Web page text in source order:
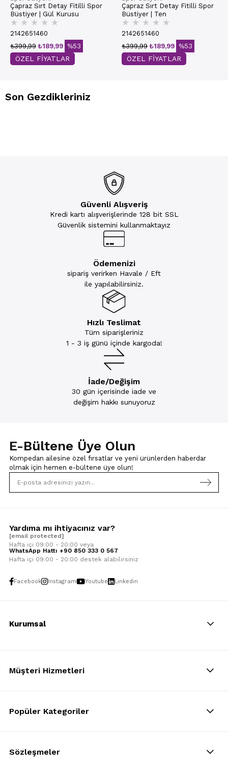
Çapraz Sırt Detay Fitilli Spor
Büstiyer | Gül Kurusu
★ ★ ★ ★ ★
2142651460
₺189,99
₺399,99 %53
ÖZEL FİYATLAR
Çapraz Sırt Detay Fitilli Spor
Büstiyer | Ten
★ ★ ★ ★ ★
2142651460
₺189,99
₺399,99 %53
ÖZEL FİYATLAR
Son Gezdikleriniz
Güvenli Alışveriş
Kredi kartı alışverişlerinde 128 bit SSL
Güvenlik sistemini kullanmaktayız
Ödemenizi
sipariş verirken Havale / Eft
ile yapılabilirsiniz.
Hızlı Teslimat
Tüm siparişleriniz
1 - 3 iş günü içinde kargoda!
İade/Değişim
30 gün içerisinde iade ve
değişim hakkı sunuyoruz
E-Bültene Üye Olun
Kompedan ailesine özel fırsatlar ve yeni ürünlerden haberdar
olmak için hemen e-bültene üye olun!
Yardıma mı ihtiyacınız var?
[email protected]
Hafta içi 09:00 - 20:00 veya
WhatsApp Hattı +90 850 333 0 567
Hafta içi 09:00 - 20:00 destek alabilirsiniz
Facebook Instagram Youtube Linkedin
Kurumsal
Müşteri Hizmetleri
Popüler Kategoriler
Sözleşmeler